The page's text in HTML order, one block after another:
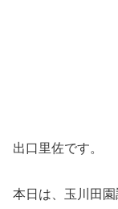
出口里佐です。
本日は、玉川田